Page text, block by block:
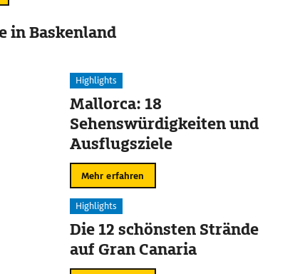
in Baskenland
Highlights
Mallorca: 18
Sehenswürdigkeiten und
Ausflugsziele
Mehr erfahren
Highlights
Die 12 schönsten Strände
auf Gran Canaria